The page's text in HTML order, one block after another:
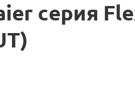
Установка кондиционера
Ремонт кондиционеров
серия